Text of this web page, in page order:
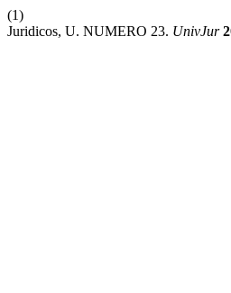
(1)
Juridicos, U. NUMERO 23. UnivJur